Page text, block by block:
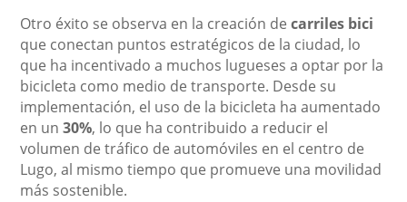
Otro éxito se observa en la creación decarriles bici
que conectan puntos estratégicos de la ciudad, lo
que ha incentivado a muchos lugueses a optar por la
bicicleta como medio de transporte. Desde su
implementación, el uso de la bicicleta ha aumentado
en un30%, lo que ha contribuido a reducir el
volumen de tráfico de automóviles en el centro de
Lugo, al mismo tiempo que promueve una movilidad
más sostenible.